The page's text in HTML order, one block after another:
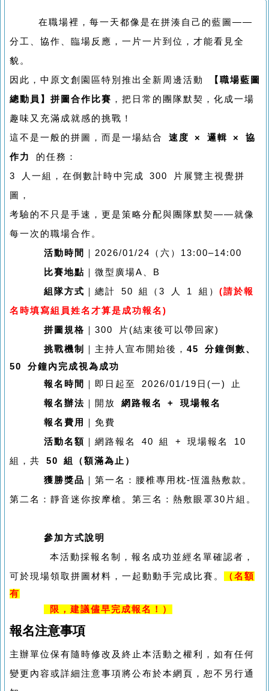
在職場裡，每一天都像是在拼湊自己的藍圖——
分工、協作、臨場反應，一片一片到位，才能看見全
貌。
因此，中原文創園區特別推出全新周邊活動
【職場藍圖
總動員】拼圖合作比賽 ，把日常的團隊默契，化成一場
趣味又充滿成就感的挑戰！
這不是一般的拼圖，而是一場結合 速度 × 邏輯 × 協
作力
的任務：
3 人一組，在倒數計時中完成 300 片展覽主視覺拼
圖，
考驗的不只是手速，更是策略分配與團隊默契——就像
每一次的職場合作。
活動時間
｜2026/01/24（六）13:00–14:00
比賽地點
｜微型廣場A、B
組隊方式
｜總計 50 組（3 人 1 組） (請於報
名時填寫組員姓名才算是成功報名)
拼圖規格
｜300 片(結束後可以帶回家)
挑戰機制
｜主持人宣布開始後，45 分鐘倒數、
50 分鐘內完成視為成功
報名時間
｜即日起至 2026/01/19日(一) 止
報名辦法 ｜開放 網路報名 + 現場報名
報名費用
｜免費
活動名額
｜網路報名 40 組 + 現場報名 10
組，共 50 組（額滿為止）
獲勝獎品
｜第一名：腰椎專用枕-恆溫熱敷款。
第二名：靜音迷你按摩槍。第三名：熱敷眼罩30片組。
參加方式說明
本活動採報名制，報名成功並經名單確認者，
可於現場領取拼圖材料，一起動動手完成比賽。
（名額
有
限，建議儘早完成報名！）
報名注意事項
主辦單位保有隨時修改及終止本活動之權利，如有任何
變更內容或詳細注意事項將公布於本網頁，恕不另行通